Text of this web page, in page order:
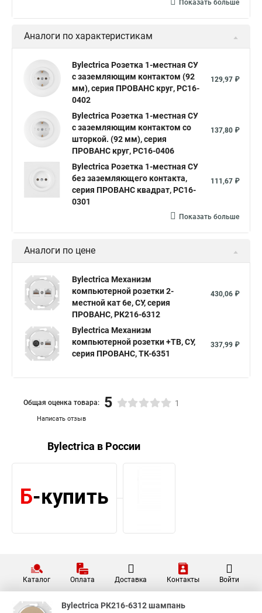
Показать больше
Аналоги по характеристикам
Bylectrica Розетка 1-местная СУ
с заземляющим контактом (92
мм), серия ПРОВАНС круг, РС16-
0402
129,97 ₽
Bylectrica Розетка 1-местная СУ
с заземляющим контактом со
шторкой. (92 мм), серия
ПРОВАНС круг, РС16-0406
137,80 ₽
Bylectrica Розетка 1-местная СУ
без заземляющего контакта,
серия ПРОВАНС квадрат, РС16-
0301
111,67 ₽
Показать больше
Аналоги по цене
Bylectrica Механизм
компьютерной розетки 2-
местной кат 6е, СУ, серия
ПРОВАНС, РК216-6312
430,06 ₽
Bylectrica Механизм
компьютерной розетки +ТВ, СУ,
серия ПРОВАНС, ТК-6351
337,99 ₽
Написать отзыв
Общая оценка товара: 5 1
Bylectrica в России
Каталог Оплата Доставка Контакты Войти
Bylectrica РК216-6312 шампань